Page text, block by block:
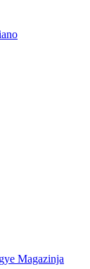
Magazinja